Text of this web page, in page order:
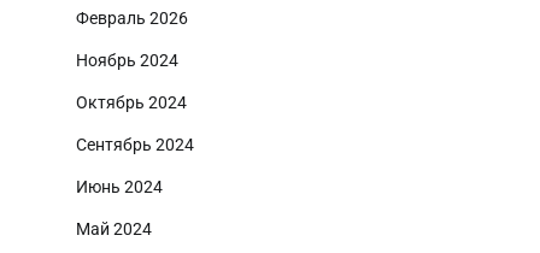
Февраль 2026
Ноябрь 2024
Октябрь 2024
Сентябрь 2024
Июнь 2024
Май 2024